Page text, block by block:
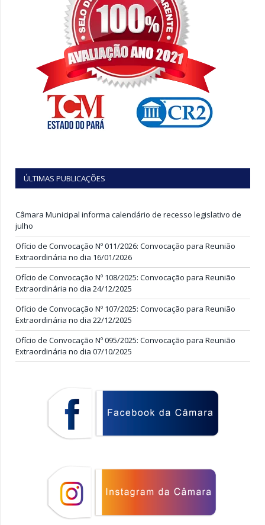
ÚLTIMAS PUBLICAÇÕES
Câmara Municipal informa calendário de recesso legislativo de
julho
Ofício de Convocação Nº 011/2026: Convocação para Reunião
Extraordinária no dia 16/01/2026
Ofício de Convocação Nº 108/2025: Convocação para Reunião
Extraordinária no dia 24/12/2025
Ofício de Convocação Nº 107/2025: Convocação para Reunião
Extraordinária no dia 22/12/2025
Ofício de Convocação Nº 095/2025: Convocação para Reunião
Extraordinária no dia 07/10/2025